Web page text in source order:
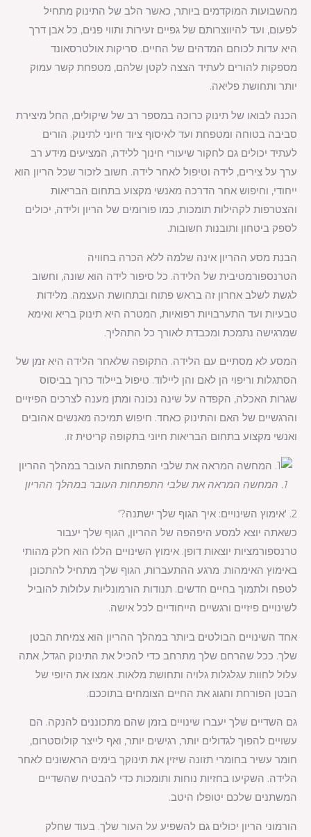
מהשבועות המוקדמים ביותר, כאשר הלב של התינוק מתחיל
לפעום, ועד להיווצרותם של גפיים זעירות ותווי פנים, כל אבן דרך
היא עדות לכוחם המדהים של החיים. סריקות אולטרסאונד
מספקות להורים לעתיד הצצה לקטן שלהם, מטפחת קשר עמוק
יותר ותחושת פליאה.
הכנה לבואו של תינוק כרוכה במספר רב של שיקולים, החל מיצירת
סביבה בטוחה ומטפחת ועד לאיסוף ציוד חיוני לתינוק. הורים
לעתיד יכולים גם לחקור שיעורי חינוך ללידה, המציעים מידע רב
ערך על צירים, לידה וטיפול לאחר לידה. חשוב לזכור שכל הריון הוא
ייחודי, וחיפוש אחר הדרכה מאנשי מקצוע בתחום הבריאות
והצטרפות לקהילות תומכות, כמו פורומים של הריון ולידה, יכולים
לספק ביטחון ותובנות חשובות.
הבנת מסע ההריון אינה שלמה ללא הכרה בחוויה
הטרנספורמטיבית של הלידה. כל סיפור לידה הוא שונה, וחשוב
לגשת לשלב אחרון זה בראש פתוח ובתחושת העצמה. מלידות
טבעיות ועד התערבויות רפואיות, המטרה היא תינוק בריא ואימא
שמרגישה נתמכת ומכבדת לאורך כל התהליך.
המסע לא מסתיים עם הלידה. התקופה שלאחר הלידה היא זמן של
הסתגלות וריפוי הן לאם והן ליילוד. טיפול ביילוד כרוך בביסוס
שגרות האכלה, הקפדה על שינה נכונה ומתן מענה לצרכים הפיזיים
והרגשיים של האם והתינוק כאחד. חיפוש תמיכה מאנשים אהובים
ואנשי מקצוע בתחום הבריאות חיוני בתקופה קריטית זו.
1. המחשה המראה את שלבי התפתחות העובר במהלך ההריון
2. 'אימוץ השינויים: איך הגוף שלך ישתנה?'
כשאתה יוצא למסע היפהפה של ההריון, הגוף שלך יעבור
טרנספורמציות יוצאות דופן. אימוץ השינויים הללו הוא חלק מהותי
באימוץ האימהות. מרגע ההתעברות, הגוף שלך מתחיל להתכונן
לטפח ולתמוך בחיים חדשים. תנודות הורמונליות עלולות להוביל
לשינויים פיזיים ורגשיים הייחודיים לכל אישה.
אחד השינויים הבולטים ביותר במהלך ההריון הוא צמיחת הבטן
שלך. ככל שהרחם שלך מתרחב כדי להכיל את התינוק הגדל, אתה
עלול לחוות עגלגלות גלויה ותחושת מלאות. אמצו את היופי של
הבטן הפורחת וחגוג את החיים הצומחים בתוככם.
גם השדיים שלך יעברו שינויים בזמן שהם מתכוננים להנקה. הם
עשויים להפוך לגדולים יותר, רגישים יותר, ואף לייצר קולוסטרום,
חומר עשיר בחומרי תזונה שיזין את תינוקך בימים הראשונים לאחר
הלידה. השקיעו בחזיות נוחות ותומכות כדי להבטיח שהשדיים
המשתנים שלכם יטופלו היטב.
הורמוני הריון יכולים גם להשפיע על העור שלך. בעוד שחלק